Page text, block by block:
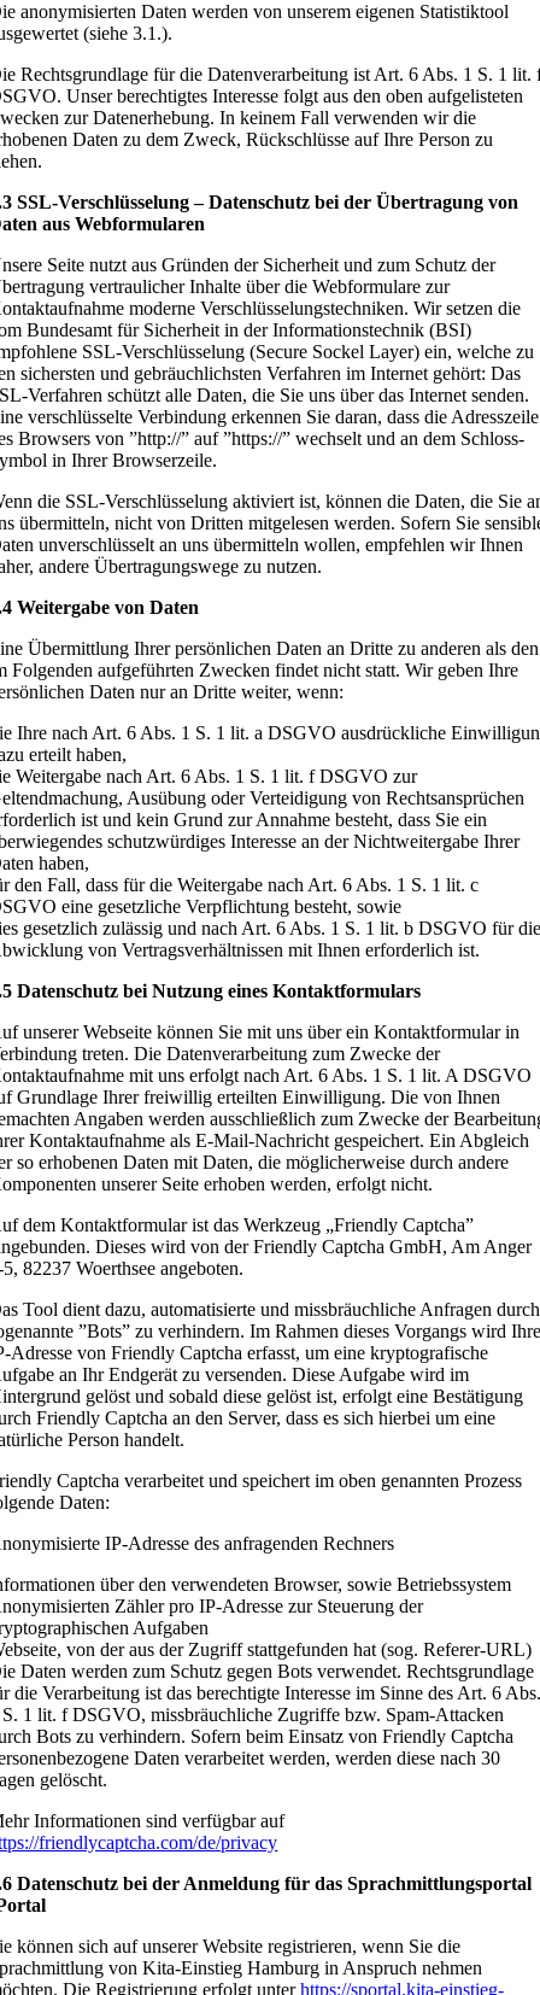
anonymisierten Daten werden von unserem eigenen Statistiktool
(siehe 3.1.).
Rechtsgrundlage für die Datenverarbeitung ist Art. 6 Abs. 1 S. 1 lit.
Unser berechtigtes Interesse folgt aus den oben aufgelisteten
zur Datenerhebung. In keinem Fall verwenden wir die
Daten zu dem Zweck, Rückschlüsse auf Ihre Person zu
SSL-Verschlüsselung – Datenschutz bei der Übertragung von
aus Webformularen
Seite nutzt aus Gründen der Sicherheit und zum Schutz der
vertraulicher Inhalte über die Webformulare zur
moderne Verschlüsselungstechniken. Wir setzen die
Bundesamt für Sicherheit in der Informationstechnik (BSI)
SSL-Verschlüsselung (Secure Sockel Layer) ein, welche zu
sichersten und gebräuchlichsten Verfahren im Internet gehört: Das
Verfahren schützt alle Daten, die Sie uns über das Internet senden.
verschlüsselte Verbindung erkennen Sie daran, dass die Adresszeile
Browsers von ”http://” auf ”https://” wechselt und an dem Schloss-
in Ihrer Browserzeile.
die SSL-Verschlüsselung aktiviert ist, können die Daten, die Sie
übermitteln, nicht von Dritten mitgelesen werden. Sofern Sie
unverschlüsselt an uns übermitteln wollen, empfehlen wir Ihnen
andere Übertragungswege zu nutzen.
Weitergabe von Daten
Übermittlung Ihrer persönlichen Daten an Dritte zu anderen als den
Folgenden aufgeführten Zwecken findet nicht statt. Wir geben Ihre
Daten nur an Dritte weiter, wenn:
Ihre nach Art. 6 Abs. 1 S. 1 lit. a DSGVO ausdrückliche
erteilt haben,
Weitergabe nach Art. 6 Abs. 1 S. 1 lit. f DSGVO zur
Ausübung oder Verteidigung von Rechtsansprüchen
ist und kein Grund zur Annahme besteht, dass Sie ein
schutzwürdiges Interesse an der Nichtweitergabe Ihrer
haben,
den Fall, dass für die Weitergabe nach Art. 6 Abs. 1 S. 1 lit. c
eine gesetzliche Verpflichtung besteht, sowie
gesetzlich zulässig und nach Art. 6 Abs. 1 S. 1 lit. b DSGVO für
von Vertragsverhältnissen mit Ihnen erforderlich ist.
Datenschutz bei Nutzung eines Kontaktformulars
unserer Webseite können Sie mit uns über ein Kontaktformular in
treten. Die Datenverarbeitung zum Zwecke der
mit uns erfolgt nach Art. 6 Abs. 1 S. 1 lit. A DSGVO
Grundlage Ihrer freiwillig erteilten Einwilligung. Die von Ihnen
Angaben werden ausschließlich zum Zwecke der
Kontaktaufnahme als E-Mail-Nachricht gespeichert. Ein Abgleich
so erhobenen Daten mit Daten, die möglicherweise durch andere
unserer Seite erhoben werden, erfolgt nicht.
dem Kontaktformular ist das Werkzeug „Friendly Captcha”
Dieses wird von der Friendly Captcha GmbH, Am Anger
5, 82237 Woerthsee angeboten.
Tool dient dazu, automatisierte und missbräuchliche Anfragen durch
”Bots” zu verhindern. Im Rahmen dieses Vorgangs wird
Adresse von Friendly Captcha erfasst, um eine kryptografische
an Ihr Endgerät zu versenden. Diese Aufgabe wird im
gelöst und sobald diese gelöst ist, erfolgt eine Bestätigung
Friendly Captcha an den Server, dass es sich hierbei um eine
Person handelt.
Captcha verarbeitet und speichert im oben genannten Prozess
Daten:
IP-Adresse des anfragenden Rechners
über den verwendeten Browser, sowie Betriebssystem
Zähler pro IP-Adresse zur Steuerung der
Aufgaben
von der aus der Zugriff stattgefunden hat (sog. Referer-URL)
Daten werden zum Schutz gegen Bots verwendet. Rechtsgrundlage
die Verarbeitung ist das berechtigte Interesse im Sinne des Art. 6
1 lit. f DSGVO, missbräuchliche Zugriffe bzw. Spam-Attacken
Bots zu verhindern. Sofern beim Einsatz von Friendly Captcha
Daten verarbeitet werden, werden diese nach 30
gelöscht.
Informationen sind verfügbar auf
friendlycaptcha.com/de/privacy
Datenschutz bei der Anmeldung für das Sprachmittlungsportal
können sich auf unserer Website registrieren, wenn Sie die
von Kita-Einstieg Hamburg in Anspruch nehmen
Die Registrierung erfolgt unterhttps://sportal.kita-einstieg-